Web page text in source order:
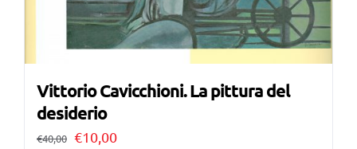
Vittorio Cavicchioni. La pittura del
desiderio
€40,00 Il
€10,00Il